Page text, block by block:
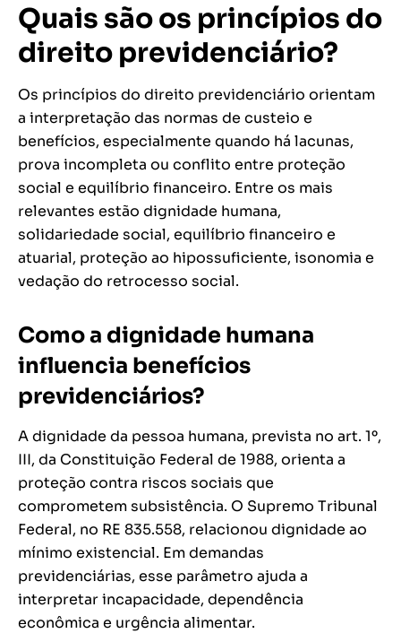
Quais são os princípios do
direito previdenciário?
Os princípios do direito previdenciário orientam
a interpretação das normas de custeio e
benefícios, especialmente quando há lacunas,
prova incompleta ou conflito entre proteção
social e equilíbrio financeiro. Entre os mais
relevantes estão dignidade humana,
solidariedade social, equilíbrio financeiro e
atuarial, proteção ao hipossuficiente, isonomia e
vedação do retrocesso social.
Como a dignidade humana
influencia benefícios
previdenciários?
A dignidade da pessoa humana, prevista no art. 1º,
III, da Constituição Federal de 1988, orienta a
proteção contra riscos sociais que
comprometem subsistência. O Supremo Tribunal
Federal, no RE 835.558, relacionou dignidade ao
mínimo existencial. Em demandas
previdenciárias, esse parâmetro ajuda a
interpretar incapacidade, dependência
econômica e urgência alimentar.